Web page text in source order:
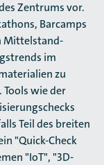
Zentrums vor.
Barcamps
Mittelstand-
im
zu
wie der
Teil des breiten
"Quick-Check
"IoT", "3D-